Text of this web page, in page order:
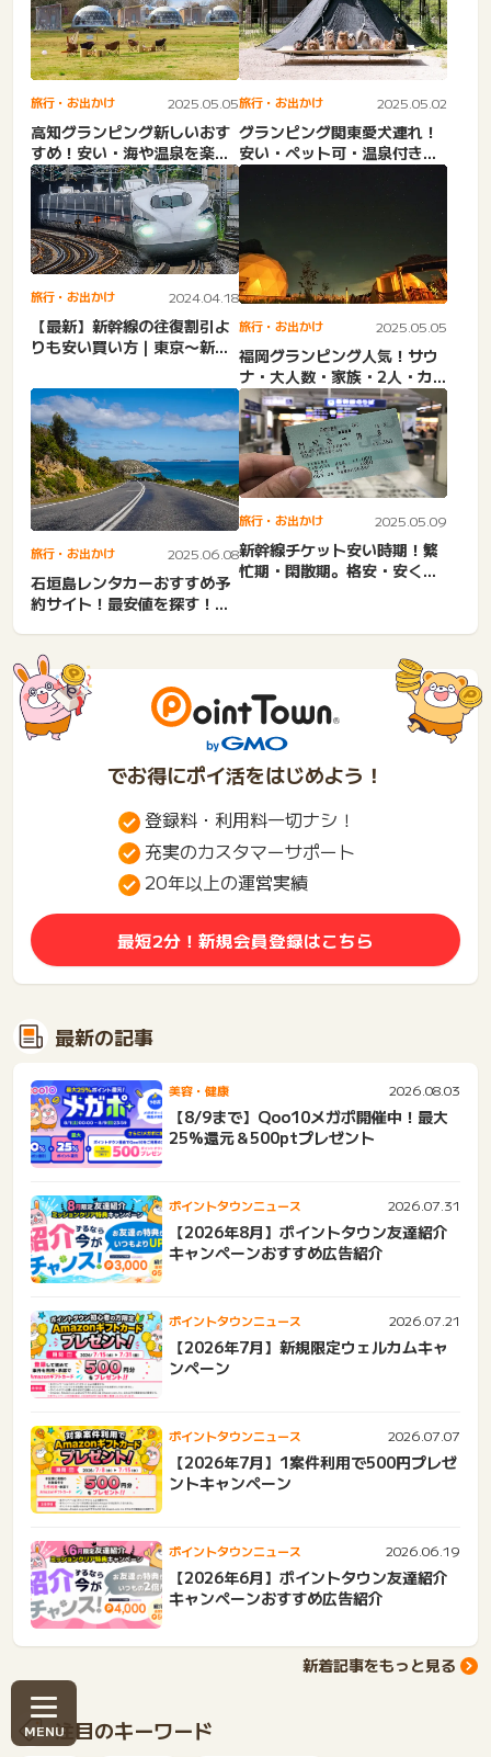
旅行・お出かけ 2025.05.05
高知グランピング新しいおす
すめ！安い・海や温泉を楽し
める。カップル・子連れ・
予...
旅行・お出かけ 2025.05.02
グランピング関東愛犬連れ！
安い・ペット可・温泉付き・
山梨・千葉・茨城。犬と行
旅行・お出かけ 2024.04.18
【最新】新幹線の往復割引よ
りも安い買い方｜東京〜新大
る...
旅行・お出かけ 2025.05.05
福岡グランピング人気！サウ
ナ・大人数・家族・2人・カ
ップル・ファミリー・日帰
り...
旅行・お出かけ 2025.06.08
石垣島レンタカーおすすめ予
約サイト！最安値を探す！割
旅行・お出かけ 2025.05.09
新幹線チケット安い時期！繁
忙期・閑散期。格安・安く買
でお得にポイ活をはじめよう！
登録料・利用料一切ナシ！
充実のカスタマーサポート
20年以上の運営実績
最短2分！新規会員登録はこちら
最新の記事
美容・健康 2026.08.03
【8/9まで】Qoo10メガポ開催中！最大
25%還元＆500ptプレゼント
ポイントタウンニュース 2026.07.31
【2026年8月】ポイントタウン友達紹介
キャンペーンおすすめ広告紹介
ポイントタウンニュース 2026.07.21
【2026年7月】新規限定ウェルカムキャ
ンペーン
ポイントタウンニュース 2026.07.07
【2026年7月】1案件利用で500円プレゼ
ントキャンペーン
ポイントタウンニュース 2026.06.19
【2026年6月】ポイントタウン友達紹介
キャンペーンおすすめ広告紹介
新着記事をもっと見る
注目のキーワード